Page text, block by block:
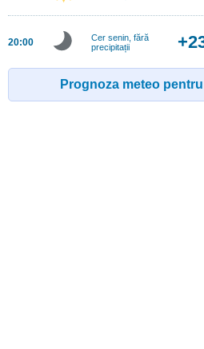
20:00
Cer senin, fără
precipitații
Prognoza meteo